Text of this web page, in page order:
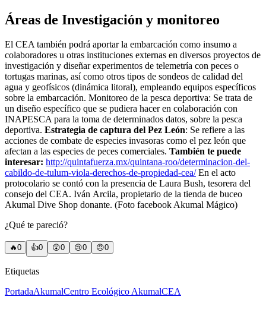
Áreas de Investigación y monitoreo
El CEA también podrá aportar la embarcación como insumo a
colaboradores u otras instituciones externas en diversos proyectos de
investigación y diseñar experimentos de telemetría con peces o
tortugas marinas, así como otros tipos de sondeos de calidad del
agua y geofísicos (dinámica litoral), empleando equipos específicos
sobre la embarcación. Monitoreo de la pesca deportiva: Se trata de
un diseño específico que se pudiera hacer en colaboración con
INAPESCA para la toma de determinados datos, sobre la pesca
deportiva. Estrategia de captura del Pez León: Se refiere a las
acciones de combate de especies invasoras como el pez león que
afectan a las especies de peces comerciales. También te puede
interesar: http://quintafuerza.mx/quintana-roo/determinacion-del-
cabildo-de-tulum-viola-derechos-de-propiedad-cea/En el acto
protocolario se contó con la presencia de Laura Bush, tesorera del
consejo del CEA. Iván Arcila, propietario de la tienda de buceo
Akumal Dive Shop donante. (Foto facebook Akumal Mágico)
¿Qué te pareció?
🔥0 👍0 😲0 😢0 😠0
Etiquetas
PortadaAkumalCentro Ecológico AkumalCEA